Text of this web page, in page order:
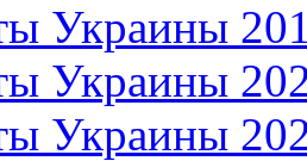
Украины
Украины
Украины